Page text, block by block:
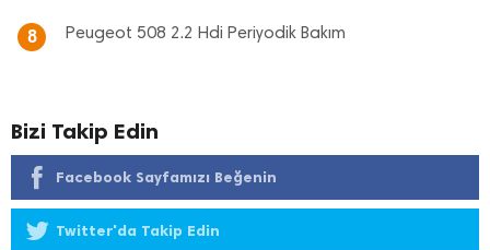
8 Peugeot 508 2.2 Hdi Periyodik Bakım
Bizi Takip Edin
Facebook Sayfamızı Beğenin
Twitter'da Takip Edin